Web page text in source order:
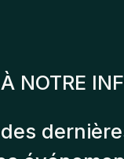
NOTRE